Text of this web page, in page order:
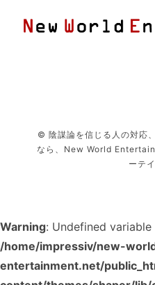
© 陰謀論を信じる人の対応
なら、New World
ーテ
Warning: Undefined variable
/home/impressiv/new-
entertainment.net/